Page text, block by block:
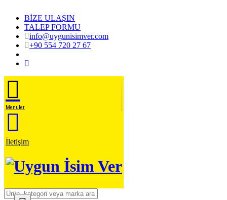
BİZE ULAŞIN
TALEP FORMU
info@uygunisimver.com
+90 554 720 27 67
Menuler
İletişim